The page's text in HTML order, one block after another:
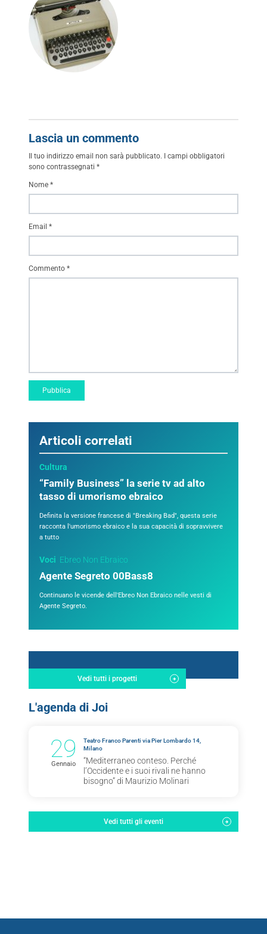
Articoli correlati
Cultura
“Family Business” la serie tv ad alto
tasso di umorismo ebraico
Definita la versione francese di "Breaking Bad", questa serie
racconta l'umorismo ebraico e la sua capacità di sopravvivere
a tutto
Voci Ebreo Non Ebraico
Agente Segreto 00Bass8
Continuano le vicende dell'Ebreo Non Ebraico nelle vesti di
Agente Segreto.
Vedi tutti i progetti
L'agenda di Joi
29
Gennaio
Teatro Franco Parenti via Pier Lombardo 14,
Milano
“Mediterraneo conteso. Perché
l’Occidente e i suoi rivali ne hanno
bisogno” di Maurizio Molinari
Vedi tutti gli eventi
Lascia un commento
Il tuo indirizzo email non sarà pubblicato.
I campi obbligatori
sono contrassegnati *
Commento *
Nome *
Email *